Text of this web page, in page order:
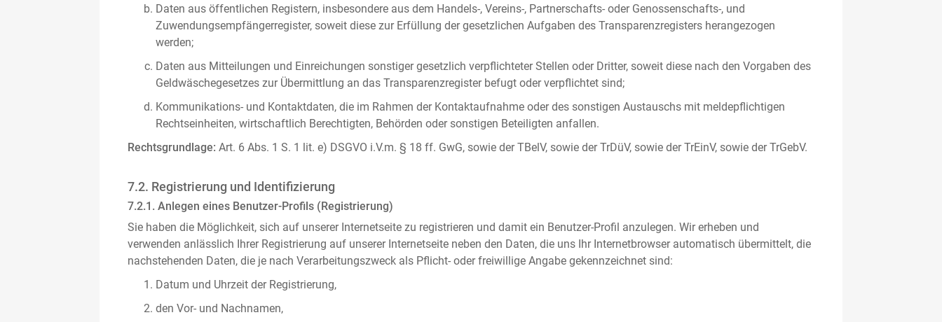
Daten aus öffentlichen Registern, insbesondere aus dem Handels-, Vereins-, Partnerschafts- oder Genossenschafts-, und
Zuwendungsempfängerregister, soweit diese zur Erfüllung der gesetzlichen Aufgaben des Transparenzregisters herangezogen
werden;
Daten aus Mitteilungen und Einreichungen sonstiger gesetzlich verpflichteter Stellen oder Dritter, soweit diese nach den Vorgaben des
Geldwäschegesetzes zur Übermittlung an das Transparenzregister befugt oder verpflichtet sind;
Kommunikations- und Kontaktdaten, die im Rahmen der Kontaktaufnahme oder des sonstigen Austauschs mit meldepflichtigen
Rechtseinheiten, wirtschaftlich Berechtigten, Behörden oder sonstigen Beteiligten anfallen.
Rechtsgrundlage: Art. 6 Abs. 1 S. 1 lit. e) DSGVO i.V.m. § 18 ff. GwG, sowie der TBelV, sowie der TrDüV, sowie der TrEinV, sowie der TrGebV.
7.2. Registrierung und Identifizierung
7.2.1. Anlegen eines Benutzer-Profils (Registrierung)
Sie haben die Möglichkeit, sich auf unserer Internetseite zu registrieren und damit ein Benutzer-Profil anzulegen. Wir erheben und
verwenden anlässlich Ihrer Registrierung auf unserer Internetseite neben den Daten, die uns Ihr Internetbrowser automatisch übermittelt, die
nachstehenden Daten, die je nach Verarbeitungszweck als Pflicht- oder freiwillige Angabe gekennzeichnet sind:
Datum und Uhrzeit der Registrierung,
den Vor- und Nachnamen,